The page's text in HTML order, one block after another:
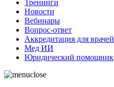
Тренинги
Новости
Вебинары
Вопрос-ответ
Аккредитация для врачей
Мед ИИ
Юридический помощник